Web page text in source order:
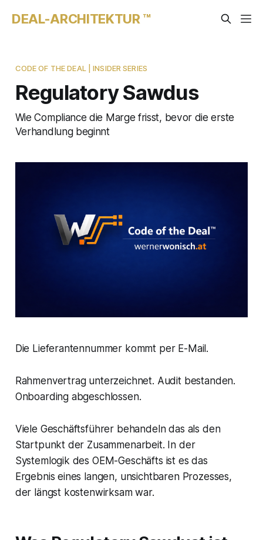
DEAL-ARCHITEKTUR ™
CODE OF THE DEAL | INSIDER SERIES
Regulatory Sawdus
Wie Compliance die Marge frisst, bevor die erste
Verhandlung beginnt
Die Lieferantennummer kommt per E-Mail.
Rahmenvertrag unterzeichnet. Audit bestanden.
Onboarding abgeschlossen.
Viele Geschäftsführer behandeln das als den
Startpunkt der Zusammenarbeit. In der
Systemlogik des OEM-Geschäfts ist es das
Ergebnis eines langen, unsichtbaren Prozesses,
der längst kostenwirksam war.